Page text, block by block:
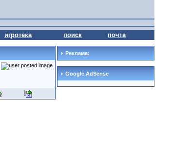
игротека поиск почта
Реклама:
Google AdSense